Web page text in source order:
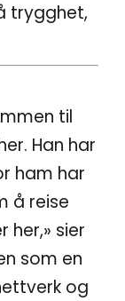
trygghet,
til
Han har
ham har
å reise
her,» sier
som en
og